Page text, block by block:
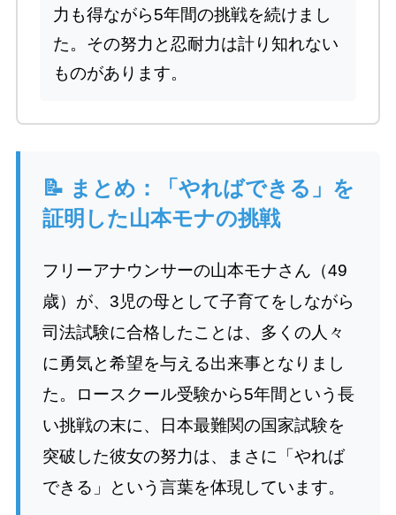
力も得ながら5年間の挑戦を続けまし
た。その努力と忍耐力は計り知れない
ものがあります。
📝 まとめ：「やればできる」を
証明した山本モナの挑戦
フリーアナウンサーの山本モナさん（49
歳）が、3児の母として子育てをしながら
司法試験に合格したことは、多くの人々
に勇気と希望を与える出来事となりまし
た。ロースクール受験から5年間という長
い挑戦の末に、日本最難関の国家試験を
突破した彼女の努力は、まさに「やれば
できる」という言葉を体現しています。